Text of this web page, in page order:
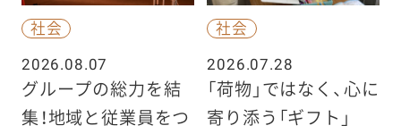
社会
2026.08.07
グループの総力を結
集！地域と従業員をつ
社会
2026.07.28
「荷物」ではなく、心に
寄り添う「ギフト」